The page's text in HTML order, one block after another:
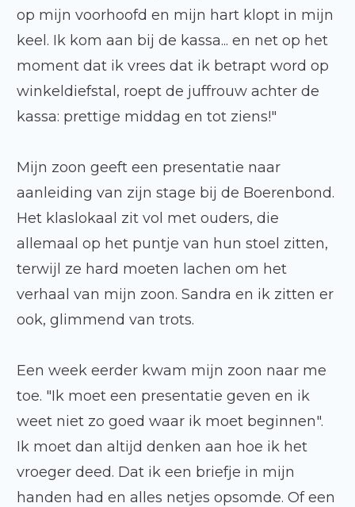
op mijn voorhoofd en mijn hart klopt in mijn
keel. Ik kom aan bij de kassa... en net op het
moment dat ik vrees dat ik betrapt word op
winkeldiefstal, roept de juffrouw achter de
kassa: prettige middag en tot ziens!"
Mijn zoon geeft een presentatie naar
aanleiding van zijn stage bij de Boerenbond.
Het klaslokaal zit vol met ouders, die
allemaal op het puntje van hun stoel zitten,
terwijl ze hard moeten lachen om het
verhaal van mijn zoon. Sandra en ik zitten er
ook, glimmend van trots.
Een week eerder kwam mijn zoon naar me
toe. "Ik moet een presentatie geven en ik
weet niet zo goed waar ik moet beginnen".
Ik moet dan altijd denken aan hoe ik het
vroeger deed. Dat ik een briefje in mijn
handen had en alles netjes opsomde. Of een